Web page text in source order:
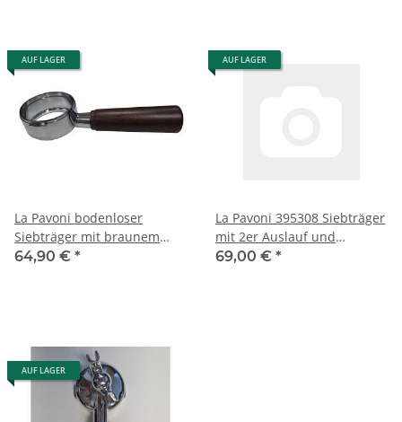
AUF LAGER
La Pavoni bodenloser
Siebträger mit braunem
Holzgriff
64,90 € *
AUF LAGER
La Pavoni 395308 Siebträger
mit 2er Auslauf und
braunem Holzgriff
69,00 € *
AUF LAGER